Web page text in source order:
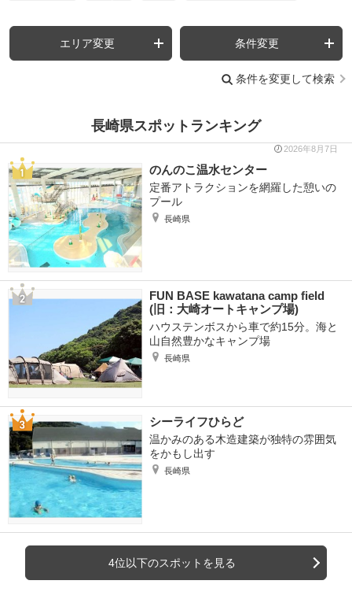
エリア変更 条件変更
条件を変更して検索
長崎県スポットランキング
2026年8月7日
のんのこ温水センター
定番アトラクションを網羅した憩いの
プール
長崎県
FUN BASE kawatana camp field
(旧：大崎オートキャンプ場)
ハウステンボスから車で約15分。海と
山自然豊かなキャンプ場
長崎県
シーライフひらど
温かみのある木造建築が独特の雰囲気
をかもし出す
長崎県
4位以下のスポットを見る